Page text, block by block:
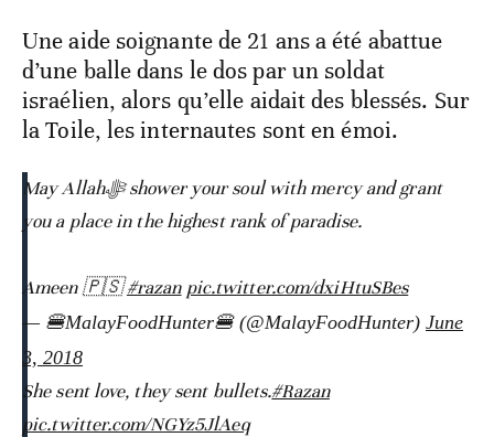
Une aide soignante de 21 ans a été abattue
d’une balle dans le dos par un soldat
israélien, alors qu’elle aidait des blessés. Sur
la Toile, les internautes sont en émoi.
May Allahﷻ shower your soul with mercy and grant
you a place in the highest rank of paradise.
Ameen 🇵🇸#razan pic.twitter.com/dxiHtuSBes
— 🍔MalayFoodHunter🍔 (@MalayFoodHunter) June
3, 2018
She sent love, they sent bullets.#Razan
pic.twitter.com/NGYz5JlAeq